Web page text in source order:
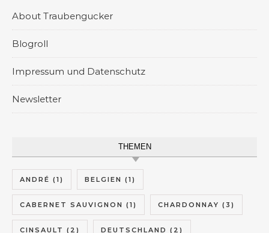
About Traubengucker
Blogroll
Impressum und Datenschutz
Newsletter
THEMEN
ANDRÉ (1) BELGIEN (1)
CABERNET SAUVIGNON (1) CHARDONNAY (3)
CINSAULT (2) DEUTSCHLAND (2)